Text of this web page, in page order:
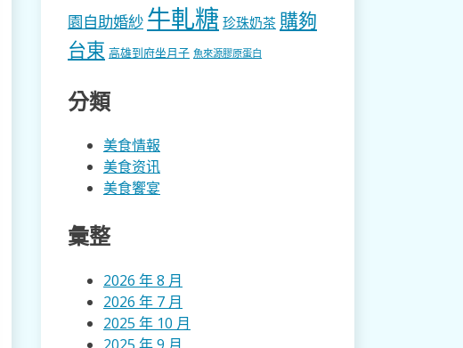
園自助婚紗 牛軋糖 珍珠奶茶 購夠
台東 高雄到府坐月子 魚來源膠原蛋白
分類
美食情報
美食资讯
美食饗宴
彙整
2026 年 8 月
2026 年 7 月
2025 年 10 月